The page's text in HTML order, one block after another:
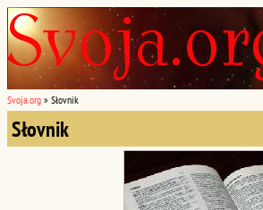
Svoja.org » Słovnik
Słovnik